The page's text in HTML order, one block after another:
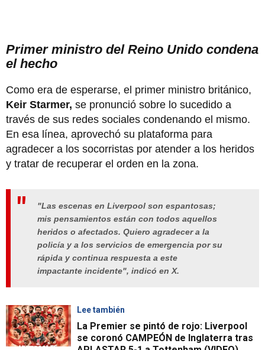
Primer ministro del Reino Unido condena
el hecho
Como era de esperarse, el primer ministro británico,
Keir Starmer, se pronunció sobre lo sucedido a
través de sus redes sociales condenando el mismo.
En esa línea, aprovechó su plataforma para
agradecer a los socorristas por atender a los heridos
y tratar de recuperar el orden en la zona.
"Las escenas en Liverpool son espantosas;
mis pensamientos están con todos aquellos
heridos o afectados. Quiero agradecer a la
policía y a los servicios de emergencia por su
rápida y continua respuesta a este
impactante incidente", indicó en X.
Lee también
La Premier se pintó de rojo: Liverpool
se coronó CAMPEÓN de Inglaterra tras